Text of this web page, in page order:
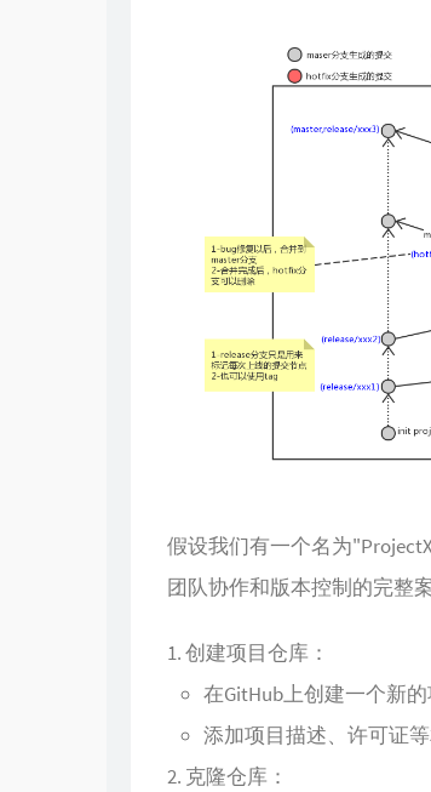
假设我们有一个名为
团队协作和版本控制的完整案
创建项目仓库：
在GitHub上创建一个新
添加项目描述、许可证等
克隆仓库：